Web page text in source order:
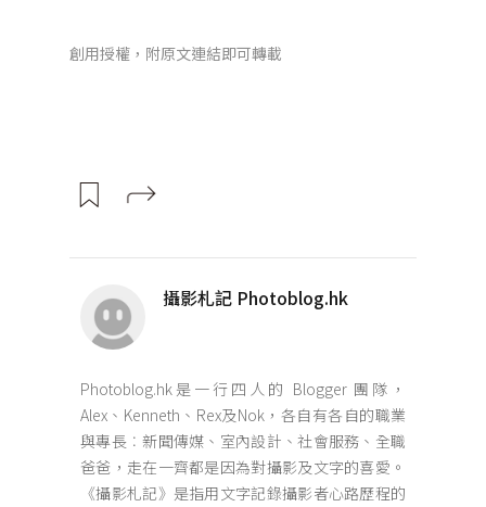
創用授權，附原文連結即可轉載
攝影札記 Photoblog.hk
Photoblog.hk是一行四人的 Blogger 團隊，
Alex、Kenneth、Rex及Nok，各自有各自的職業
與專長︰新聞傳媒、室內設計、社會服務、全職
爸爸，走在一齊都是因為對攝影及文字的喜愛。
《攝影札記》是指用文字記錄攝影者心路歷程的